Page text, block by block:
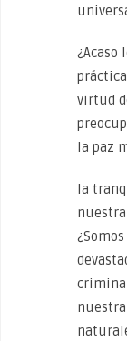
¿Acaso
virtud
la paz
la